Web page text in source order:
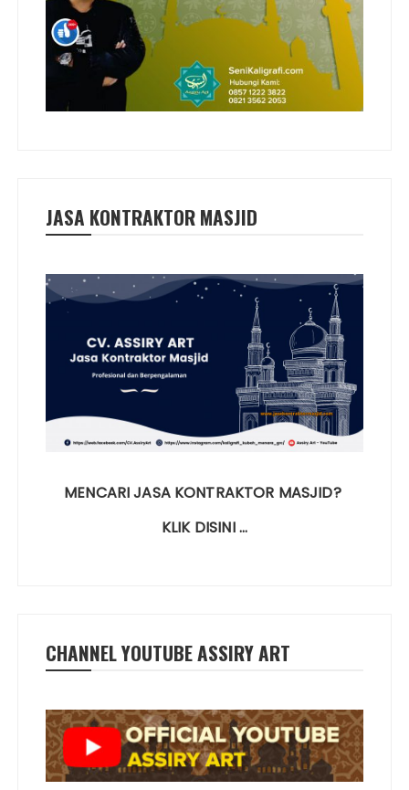
JASA KONTRAKTOR MASJID
MENCARI JASA KONTRAKTOR MASJID?
KLIK DISINI …
CHANNEL YOUTUBE ASSIRY ART